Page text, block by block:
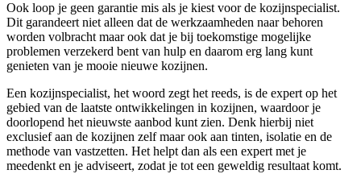
Ook loop je geen garantie mis als je kiest voor de kozijnspecialist.
Dit garandeert niet alleen dat de werkzaamheden naar behoren
worden volbracht maar ook dat je bij toekomstige mogelijke
problemen verzekerd bent van hulp en daarom erg lang kunt
genieten van je mooie nieuwe kozijnen.
Een kozijnspecialist, het woord zegt het reeds, is de expert op het
gebied van de laatste ontwikkelingen in kozijnen, waardoor je
doorlopend het nieuwste aanbod kunt zien. Denk hierbij niet
exclusief aan de kozijnen zelf maar ook aan tinten, isolatie en de
methode van vastzetten. Het helpt dan als een expert met je
meedenkt en je adviseert, zodat je tot een geweldig resultaat komt.